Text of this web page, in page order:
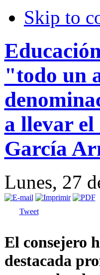
Skip to
"todo un
a llevar el
García
Lunes, 27
Tweet
El consejero
destacada